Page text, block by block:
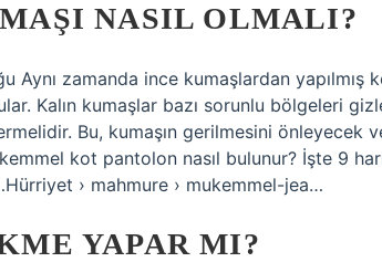
NASIL OLMALI?
Aynı zamanda ince kumaşlardan
Kalın kumaşlar bazı sorunlu bölgeleri
Bu, kumaşın gerilmesini önleyecek
kot pantolon nasıl bulunur? İşte 9
› mahmure › mukemmel-jea…
YAPAR MI?